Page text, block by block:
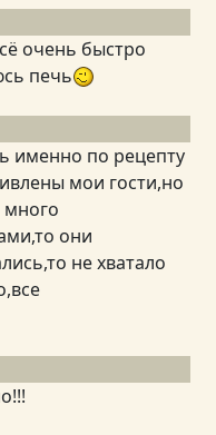
очень быстро
печь
именно по рецепту
мои гости,но
много
они
не хватало